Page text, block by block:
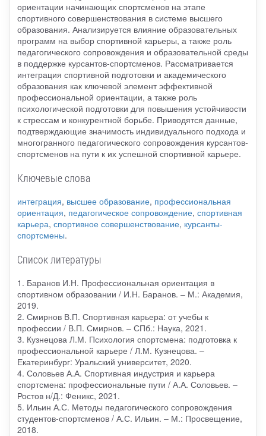
ориентации начинающих спортсменов на этапе
спортивного совершенствования в системе высшего
образования. Анализируется влияние образовательных
программ на выбор спортивной карьеры, а также роль
педагогического сопровождения и образовательной среды
в поддержке курсантов-спортсменов. Рассматривается
интеграция спортивной подготовки и академического
образования как ключевой элемент эффективной
профессиональной ориентации, а также роль
психологической подготовки для повышения устойчивости
к стрессам и конкурентной борьбе. Приводятся данные,
подтверждающие значимость индивидуального подхода и
многогранного педагогического сопровождения курсантов-
спортсменов на пути к их успешной спортивной карьере.
Ключевые слова
интеграция, высшее образование, профессиональная
ориентация, педагогическое сопровождение, спортивная
карьера, спортивное совершенствование, курсанты-
спортсмены.
Список литературы
1. Баранов И.Н. Профессиональная ориентация в
спортивном образовании / И.Н. Баранов. – М.: Академия,
2019.
2. Смирнов В.П. Спортивная карьера: от учебы к
профессии / В.П. Смирнов. – СПб.: Наука, 2021.
3. Кузнецова Л.М. Психология спортсмена: подготовка к
профессиональной карьере / Л.М. Кузнецова. –
Екатеринбург: Уральский университет, 2020.
4. Соловьев А.А. Спортивная индустрия и карьера
спортсмена: профессиональные пути / А.А. Соловьев. –
Ростов н/Д.: Феникс, 2021.
5. Ильин А.С. Методы педагогического сопровождения
студентов-спортсменов / А.С. Ильин. – М.: Просвещение,
2018.